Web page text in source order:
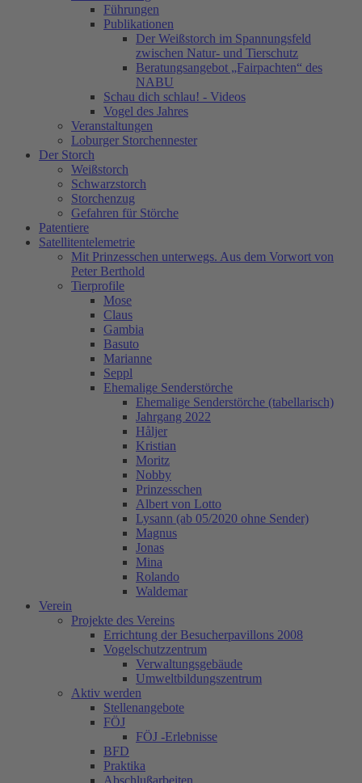
Führungen
Publikationen
Der Weißstorch im Spannungsfeld
zwischen Natur- und Tierschutz
Beratungsangebot „Fairpachten“ des
NABU
Schau dich schlau! - Videos
Vogel des Jahres
Veranstaltungen
Loburger Storchennester
Der Storch
Weißstorch
Schwarzstorch
Storchenzug
Gefahren für Störche
Patentiere
Satellitentelemetrie
Mit Prinzesschen unterwegs. Aus dem Vorwort von
Peter Berthold
Tierprofile
Mose
Claus
Gambia
Basuto
Marianne
Seppl
Ehemalige Senderstörche
Ehemalige Senderstörche (tabellarisch)
Jahrgang 2022
Håljer
Kristian
Moritz
Nobby
Prinzesschen
Albert von Lotto
Lysann (ab 05/2020 ohne Sender)
Magnus
Jonas
Mina
Rolando
Waldemar
Verein
Projekte des Vereins
Errichtung der Besucherpavillons 2008
Vogelschutzzentrum
Verwaltungsgebäude
Umweltbildungszentrum
Aktiv werden
Stellenangebote
FÖJ
FÖJ -Erlebnisse
BFD
Praktika
Abschlußarbeiten